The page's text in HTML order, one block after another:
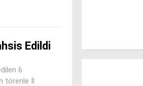
Edildi
6
törenle İl